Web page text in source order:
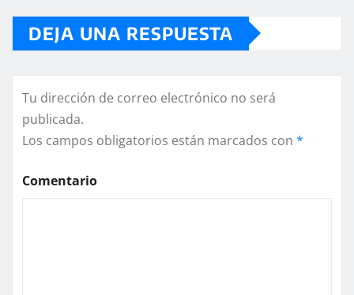
DEJA UNA RESPUESTA
Tu dirección de correo electrónico no será
publicada.
Los campos obligatorios están marcados con *
Comentario